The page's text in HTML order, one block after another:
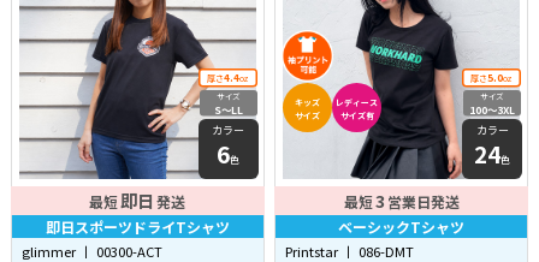
厚さ4.4oz
サイズ
S〜LL
カラー
6色
最短即日 発送
即日スポーツドライTシャツ
glimmer 丨 00300-ACT
キッズ
サイズ
レディース
サイズ有
厚さ5.0oz
サイズ
100〜3XL
カラー
24色
最短3 営業日発送
ベーシックTシャツ
Printstar 丨 086-DMT